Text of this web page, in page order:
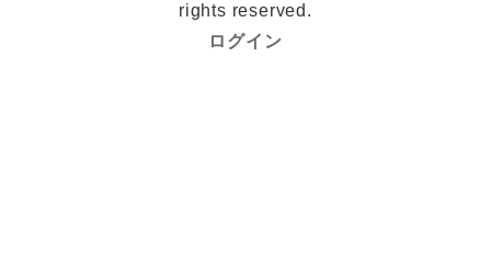
rights reserved.
ログイン